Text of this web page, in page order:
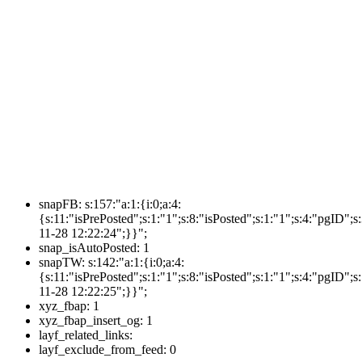
snapFB: s:157:"a:1:{i:0;a:4:
11-28 12:22:24";}}";
snap_isAutoPosted: 1
snapTW: s:142:"a:1:{i:0;a:4:
11-28 12:22:25";}}";
xyz_fbap: 1
xyz_fbap_insert_og: 1
layf_related_links:
layf_exclude_from_feed: 0